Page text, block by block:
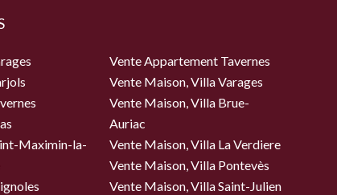
Maximin-la-
Vente Appartement Tavernes
Vente Maison, Villa Varages
Vente Maison, Villa Brue-
Auriac
Vente Maison, Villa La Verdiere
Vente Maison, Villa Pontevès
Vente Maison, Villa Saint-Julien